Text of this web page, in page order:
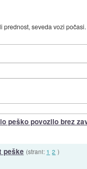
seveda vozi
peško povozilo brez
peške (strani: 1 2 )